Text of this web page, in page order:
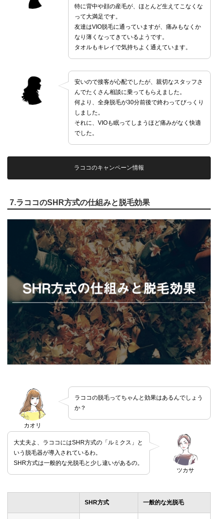
特に背中や顔の産毛が、ほとんど生えてこなくな
って大満足です。
友達はVIO脱毛に通っていますが、痛みもなくか
なり薄くなってきているようです。
タオルもキレイで気持ちよく通えています。
安いので接客が心配でしたが、親切なスタッフさ
んでたくさん相談に乗ってもらえました。
何より、全身脱毛が30分前後で終わってびっくり
しました。
それに、VIOも眠ってしまうほど痛みがなく快適
でした。
ラココのキャンペーン情報
7.ラココのSHR方式の仕組みと脱毛効果
カオリ
ラココの脱毛ってちゃんと効果はあるんでしょう
か？
ツカサ
大丈夫よ、ラココにはSHR方式の「ルミクス」と
いう脱毛器が導入されているわ。
SHR方式は一般的な光脱毛と少し違いがあるの。
SHR方式 一般的な光脱毛